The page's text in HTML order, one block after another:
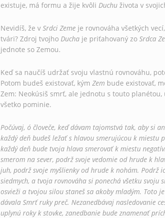
existuje, má formu a žije kvôli Duchu života v
Nevidíš, že v Srdci Zeme je rovnováha všetkých
tvári? Zdroj tvojho Ducha je priťahovaný zo Srdca
jednote so Zemou.
Keď sa naučíš udržať svoju vlastnú rovnováhu,
Potom budeš existovať, kým Zem bude existovať,
Zem: Neokúsiš smrť, ale jednotu s touto
všetko pominie.
Počúvaj, ó človeče, keď dávam tajomstvá tak, aby si
každý deň budeš ležať s hlavou smerujúcou k miestu
každý deň bude tvoja hlava smerovať k miestu
smerom na sever, podrž svoje vedomie od hrude k
juh, podrž svoje myšlienky od hrude k nohám. Podrž
siedmych, a tvoja rovnováha si ponechá všetku svoju
osvieži a tvojou silou staneš sa akoby mladým. Toto
dávala Smrť ruky preč. Nezanedbávaj nasledovanie
uplynú roky k stovke, zanedbanie bude znamenať